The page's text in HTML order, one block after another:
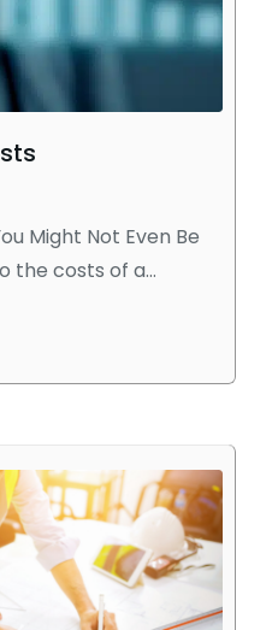
Might Not Even Be
the costs of a…